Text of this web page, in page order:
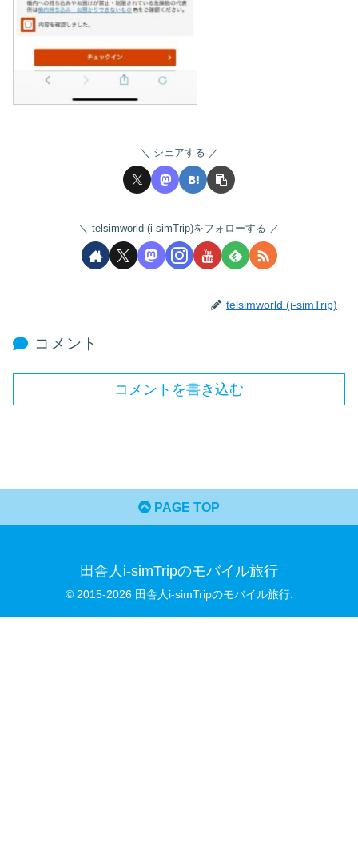
シェアする
telsimworld (i-simTrip)をフォローする
telsimworld (i-simTrip)
コメント
コメントを書き込む
PAGE TOP
田舎人i-simTripのモバイル旅行
© 2015-2026 田舎人i-simTripのモバイル旅行.